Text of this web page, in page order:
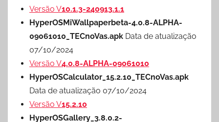
Versão V10.1.3-240913.1.1
HyperOSMiWallpaperbeta-4.0.8-ALPHA-
09061010_TECnoVas.apk Data de atualização
07/10/2024
Versão V4.0.8-ALPHA-09061010
HyperOSCalculator_15.2.10_TECnoVas.apk
Data de atualização 07/10/2024
Versão V15.2.10
HyperOSGallery_3.8.0.2-